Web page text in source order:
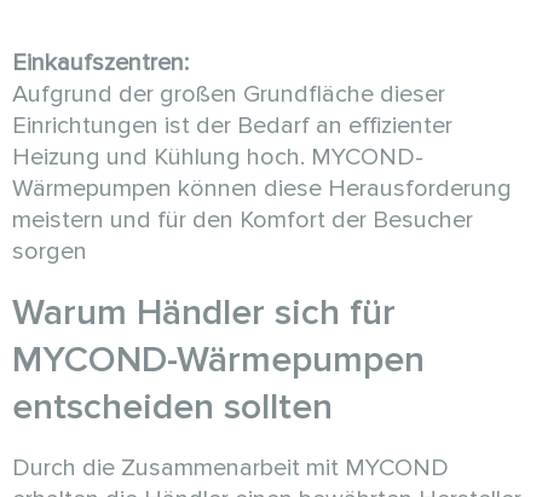
Einkaufszentren:
Aufgrund der großen Grundfläche dieser
Einrichtungen ist der Bedarf an effizienter
Heizung und Kühlung hoch. MYCOND-
Wärmepumpen können diese Herausforderung
meistern und für den Komfort der Besucher
sorgen
Warum Händler sich für
MYCOND-Wärmepumpen
entscheiden sollten
Durch die Zusammenarbeit mit MYCOND